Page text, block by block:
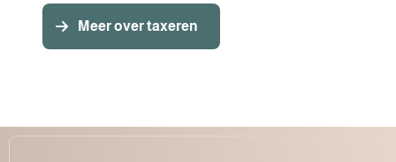
Meer over taxeren